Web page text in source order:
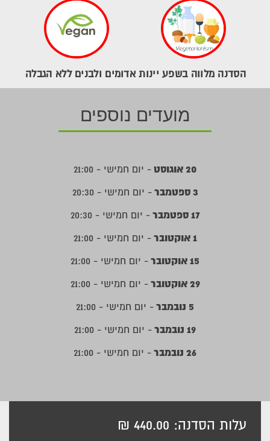
הסדנה מלווה בשפע יינות אדומים ולבנים ללא הגבלה
מועדים נוספים
20 אוגוסט - יום חמישי - 21:00
3 ספטמבר - יום חמישי - 20:30
17 ספטמבר - יום חמישי - 20:30
1 אוקטובר - יום חמישי - 21:00
15 אוקטובר - יום חמישי - 21:00
29 אוקטובר - יום חמישי - 21:00
5 נובמבר - יום חמישי - 21:00
19 נובמבר - יום חמישי - 21:00
26 נובמבר - יום חמישי - 21:00
עלות הסדנה: 440.00 ₪